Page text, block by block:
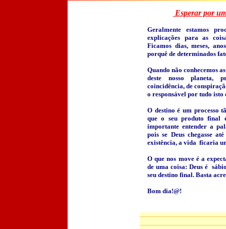
Esperar por
Geralmente estamos
explicações para as
Ficamos dias, meses,
porquê de determinados
Quando não conhecemos
deste nosso planeta,
coincidência, de
o responsável por tudo isto
O destino é um processo
que o seu produto final
importante entender a
pois se Deus chegasse
existência, a vida ficaria
O que nos move é a
de uma coisa: Deus é
seu destino final. Basta
Bom dia!@!